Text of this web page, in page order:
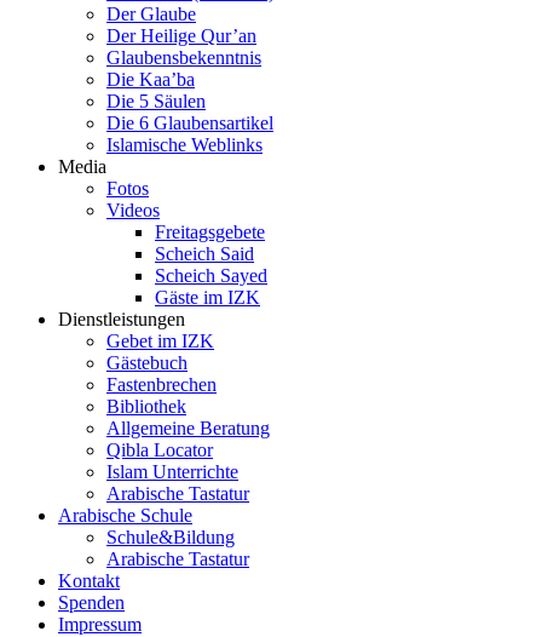
Der Glaube
Der Heilige Qur’an
Glaubensbekenntnis
Die Kaa’ba
Die 5 Säulen
Die 6 Glaubensartikel
Islamische Weblinks
Media
Fotos
Videos
Freitagsgebete
Scheich Said
Scheich Sayed
Gäste im IZK
Dienstleistungen
Gebet im IZK
Gästebuch
Fastenbrechen
Bibliothek
Allgemeine Beratung
Qibla Locator
Islam Unterrichte
Arabische Tastatur
Arabische Schule
Schule&Bildung
Arabische Tastatur
Kontakt
Spenden
Impressum